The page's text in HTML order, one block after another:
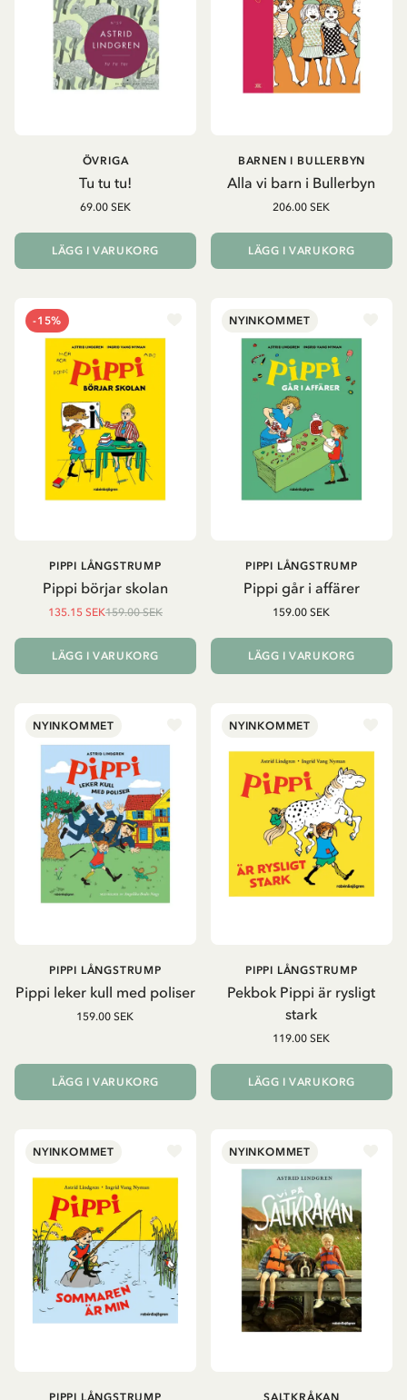
Tu tu tu!
ÖVRIGA
69.00 SEK
LÄGG I VARUKORG
Alla vi barn i Bullerbyn
BARNEN I BULLERBYN
206.00 SEK
LÄGG I VARUKORG
-15%
Pippi börjar skolan
PIPPI LÅNGSTRUMP
135.15 SEK159.00 SEK
LÄGG I VARUKORG
NYINKOMMET
Pippi går i affärer
PIPPI LÅNGSTRUMP
159.00 SEK
LÄGG I VARUKORG
NYINKOMMET
Pippi leker kull med poliser
PIPPI LÅNGSTRUMP
159.00 SEK
LÄGG I VARUKORG
NYINKOMMET
Pekbok Pippi är rysligt
stark
PIPPI LÅNGSTRUMP
119.00 SEK
LÄGG I VARUKORG
NYINKOMMET
PIPPI LÅNGSTRUMP
NYINKOMMET
SALTKRÅKAN